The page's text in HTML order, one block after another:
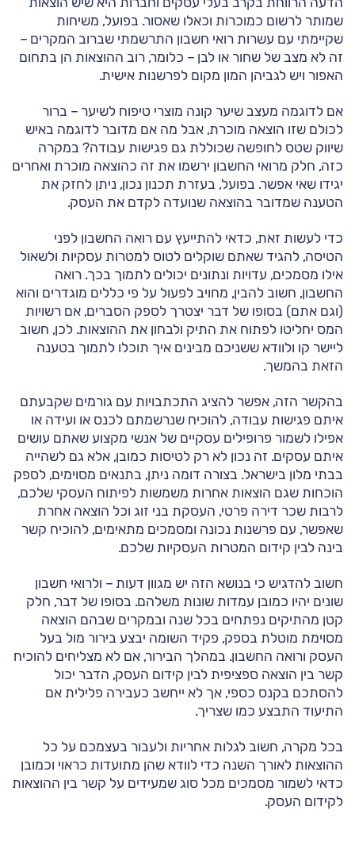
שמותר לרשום כמוכרות וכאלו שאסור. בפועל, משיחות
שקיימתי עם עשרות רואי חשבון התרשמתי שברוב המקרים –
זה לא מצב של שחור או לבן – כלומר, רוב ההוצאות הן בתחום
האפור ויש לגביהן המון מקום לפרשנות אישית.
אם לדוגמה מעצב שיער קונה מוצרי טיפוח לשיער – ברור
לכולם שזו הוצאה מוכרת, אבל מה אם מדובר לדוגמה באיש
שיווק שטס לחופשה שכוללת גם פגישות עבודה? במקרה
כזה, חלק מרואי החשבון ירשמו את זה כהוצאה מוכרת ואחרים
יגידו שאי אפשר. בפועל, בעזרת תכנון נכון, ניתן לחזק את
הטענה שמדובר בהוצאה שנועדה לקדם את העסק.
כדי לעשות זאת, כדאי להתייעץ עם רואה החשבון לפני
הטיסה, להגיד שאתם שוקלים לטוס למטרות עסקיות ולשאול
אילו מסמכים, עדויות ונתונים יכולים לתמוך בכך. רואה
החשבון, חשוב להבין, מחויב לפעול על פי כללים מוגדרים והוא
(וגם אתם) בסופו של דבר יצטרך לספק הסברים, אם רשויות
המס יחליטו לפתוח את התיק ולבחון את ההוצאות. לכן, חשוב
ליישר קו ולוודא ששניכם מבינים איך תוכלו לתמוך בטענה
הזאת בהמשך.
בהקשר הזה, אפשר להציג התכתבויות עם גורמים שקבעתם
איתם פגישות עבודה, להוכיח שנרשמתם לכנס או ועידה או
אפילו לשמור פרופילים עסקיים של אנשי מקצוע שאתם עושים
איתם עסקים. זה נכון לא רק לטיסות כמובן, אלא גם לשהייה
בבתי מלון בישראל. בצורה דומה ניתן, בתנאים מסוימים, לספק
הוכחות שגם הוצאות אחרות משמשות לפיתוח העסקי שלכם,
לרבות שכר דירה פרטי, העסקת בני זוג וכל הוצאה אחרת
שאפשר, עם פרשנות נכונה ומסמכים מתאימים, להוכיח קשר
בינה לבין קידום המטרות העסקיות שלכם.
חשוב להדגיש כי בנושא הזה יש מגוון דעות – ולרואי חשבון
שונים יהיו כמובן עמדות שונות משלהם. בסופו של דבר, חלק
קטן מהתיקים נפתחים בכל שנה ובמקרים שבהם הוצאה
מסוימת מוטלת בספק, פקיד השומה יבצע בירור מול בעל
העסק ורואה החשבון. במהלך הבירור, אם לא מצליחים להוכיח
קשר בין הוצאה ספציפית לבין קידום העסק, הדבר יכול
להסתכם בקנס כספי, אך לא ייחשב כעבירה פלילית אם
התיעוד התבצע כמו שצריך.
בכל מקרה, חשוב לגלות אחריות ולעבור בעצמכם על כל
ההוצאות לאורך השנה כדי לוודא שהן מתועדות כראוי וכמובן
כדאי לשמור מסמכים מכל סוג שמעידים על קשר בין ההוצאות
לקידום העסק.